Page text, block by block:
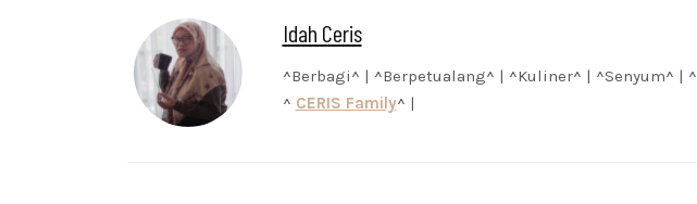
Idah Ceris
^Berbagi^ | ^Berpetualang^ | ^Kuliner^ | ^Senyum^ | ^
^ CERIS Family^ |